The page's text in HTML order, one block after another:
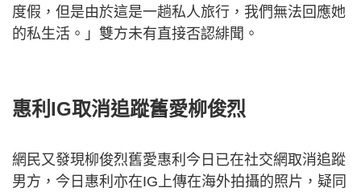
度假，但是由於這是一趟私人旅行，我們無法回應她
的私生活。」雙方未有直接否認緋聞。
惠利IG取消追蹤舊愛柳俊烈
網民又發現柳俊烈舊愛惠利今日已在社交網取消追蹤
男方，今日惠利亦在IG上傳在海外拍攝的照片，疑同